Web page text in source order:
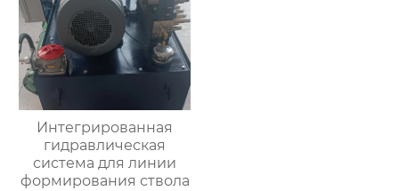
Интегрированная
гидравлическая
система для линии
формирования ствола